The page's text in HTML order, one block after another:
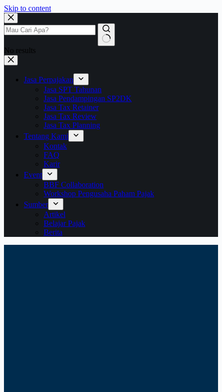
Skip to content
No results
Jasa Perpajakan
Jasa SPT Tahunan
Jasa Pendampingan SP2DK
Jasa Tax Retainer
Jasa Tax Review
Jasa Tax Planning
Tentang Kami
Kontak
FAQ
Karir
Event
BBF Collaboration
Workshop Pengusaha Paham Pajak
Sumber
Artikel
Belajar Pajak
Berita